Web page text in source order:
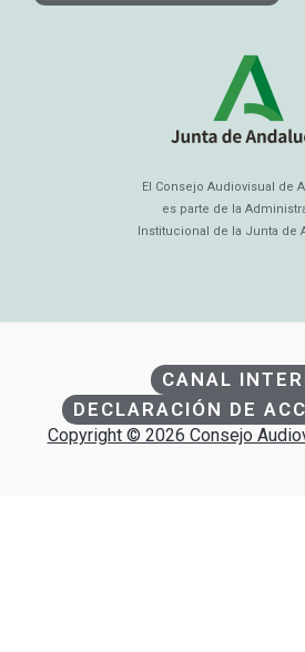
El Consejo Audiovisual de
es parte de la
Institucional de la Junta de
CANAL
DECLARACIÓN DE
Copyright © 2026 Consejo